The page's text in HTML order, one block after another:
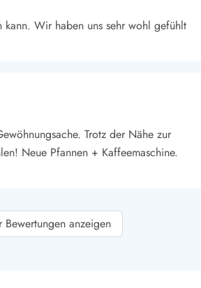
kann. Wir haben uns sehr wohl gefühlt
Trotz der Nähe zur
Neue Pfannen + Kaffeemaschine.
Bewertungen anzeigen